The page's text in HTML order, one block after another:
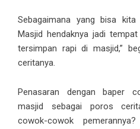
Sebagaimana yang bisa
Masjid hendaknya jadi
tersimpan rapi di masjid,”
ceritanya.
Penasaran dengan baper
masjid sebagai poros
cowok-cowok